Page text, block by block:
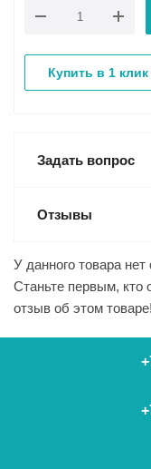
Купить в 1 клик
Задать вопрос
Отзывы
У данного товара нет
Станьте первым, кто
отзыв об этом товаре!